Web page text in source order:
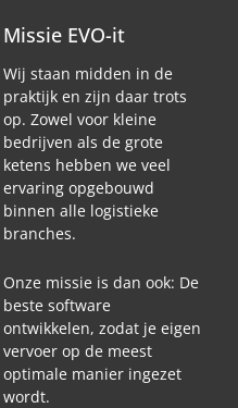
Missie EVO-it
Wij staan midden in de
praktijk en zijn daar trots
op. Zowel voor kleine
bedrijven als de grote
ketens hebben we veel
ervaring opgebouwd
binnen alle logistieke
branches.
Onze missie is dan ook: De
beste software
ontwikkelen, zodat je eigen
vervoer op de meest
optimale manier ingezet
wordt.